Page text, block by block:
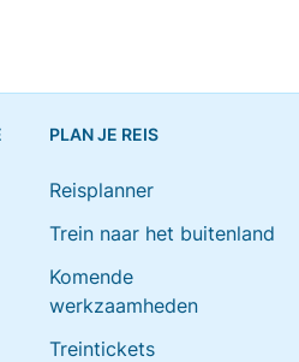
PLAN JE REIS
Reisplanner
Trein naar het buitenland
Komende
werkzaamheden
Treintickets